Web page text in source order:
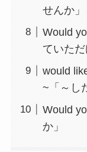
せんか」
Would
ていただ
would
~「～し
Would
か」